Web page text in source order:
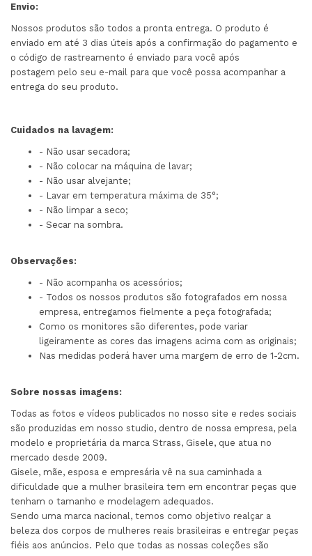
Envio:
Nossos produtos são todos a pronta entrega. O produto é
enviado em até 3 dias úteis após a confirmação do pagamento e
o código de rastreamento é enviado para você após
postagem pelo seu e-mail para que você possa acompanhar a
entrega do seu produto.
Cuidados na lavagem:
- Não usar secadora;
- Não colocar na máquina de lavar;
- Não usar alvejante;
- Lavar em temperatura máxima de 35°;
- Não limpar a seco;
- Secar na sombra.
Observações:
- Não acompanha os acessórios;
- Todos os nossos produtos são fotografados em nossa
empresa, entregamos fielmente a peça fotografada;
Como os monitores são diferentes, pode variar
ligeiramente as cores das imagens acima com as originais;
Nas medidas poderá haver uma margem de erro de 1-2cm.
Sobre nossas imagens:
Todas as fotos e vídeos publicados no nosso site e redes sociais
são produzidas em nosso studio, dentro de nossa empresa, pela
modelo e proprietária da marca Strass, Gisele, que atua no
mercado desde 2009.
Gisele, mãe, esposa e empresária vê na sua caminhada a
dificuldade que a mulher brasileira tem em encontrar peças que
tenham o tamanho e modelagem adequados.
Sendo uma marca nacional, temos como objetivo realçar a
beleza dos corpos de mulheres reais brasileiras e entregar peças
fiéis aos anúncios. Pelo que todas as nossas coleções são